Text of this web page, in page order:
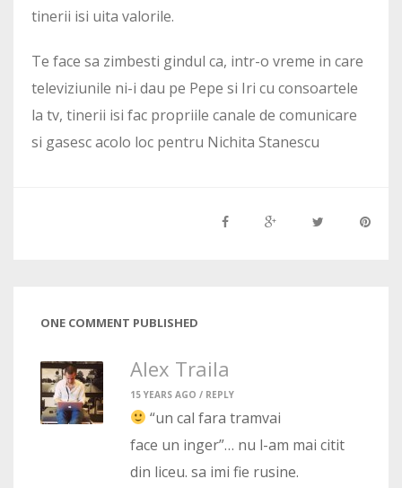
tinerii isi uita valorile.
Te face sa zimbesti gindul ca, intr-o vreme in care
televiziunile ni-i dau pe Pepe si Iri cu consoartele
la tv, tinerii isi fac propriile canale de comunicare
si gasesc acolo loc pentru Nichita Stanescu
ONE COMMENT PUBLISHED
Alex Traila
15 YEARS AGO / REPLY
“un cal fara tramvai
face un inger”… nu l-am mai citit
din liceu. sa imi fie rusine.